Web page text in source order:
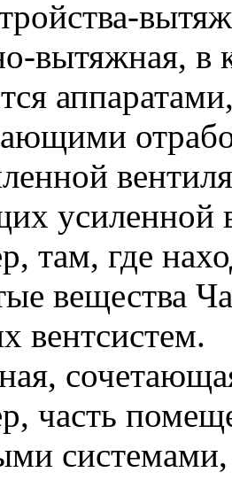
вытяжная, в
усиленной
там, где
вещества
вентсистем.
часть
системами,